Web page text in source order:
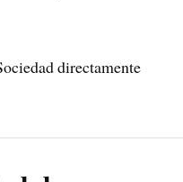
directamente